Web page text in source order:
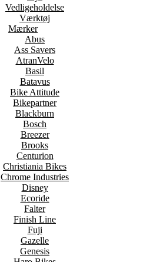
Vedligeholdelse
Værktøj
Mærker
Abus
Ass Savers
AtranVelo
Basil
Batavus
Bike Attitude
Bikepartner
Blackburn
Bosch
Breezer
Brooks
Centurion
Christiania Bikes
Chrome Industries
Disney
Ecoride
Falter
Finish Line
Fuji
Gazelle
Genesis